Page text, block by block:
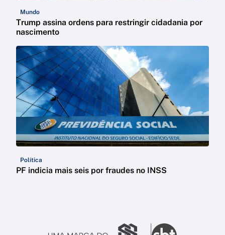
Mundo
Trump assina ordens para restringir cidadania por
nascimento
Política
PF indicia mais seis por fraudes no INSS